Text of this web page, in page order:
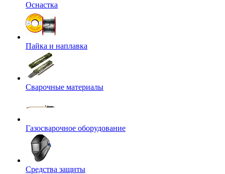
Оснастка
Пайка и наплавка
Сварочные материалы
Газосварочное оборудование
Средства защиты